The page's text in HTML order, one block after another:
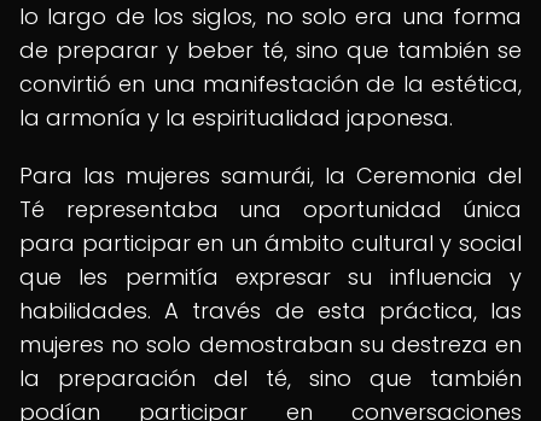
lo largo de los siglos, no solo era una forma
de preparar y beber té, sino que también se
convirtió en una manifestación de la estética,
la armonía y la espiritualidad japonesa.
Para las mujeres samurái, la Ceremonia del
Té representaba una oportunidad única
para participar en un ámbito cultural y social
que les permitía expresar su influencia y
habilidades. A través de esta práctica, las
mujeres no solo demostraban su destreza en
la preparación del té, sino que también
podían participar en conversaciones